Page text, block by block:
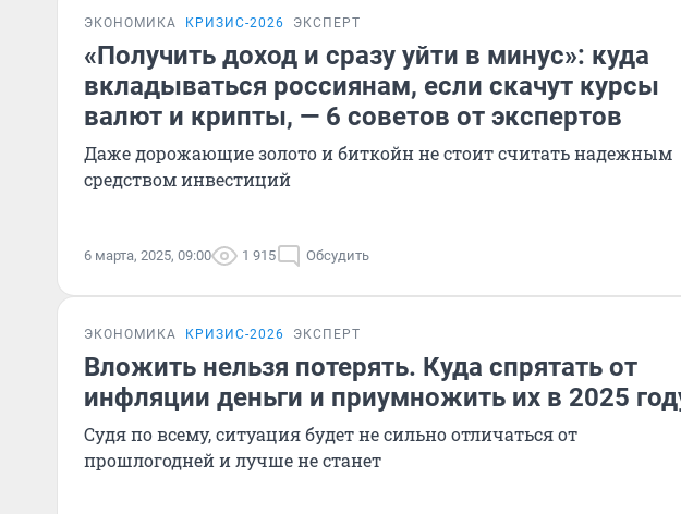
ЭКОНОМИКА КРИЗИС-2026 ЭКСПЕРТ
«Получить доход и сразу уйти в минус»: куда
вкладываться россиянам, если скачут курсы
валют и крипты, — 6 советов от экспертов
Даже дорожающие золото и биткойн не стоит считать надежным
средством инвестиций
6 марта, 2025, 09:00 1 915 Обсудить
ЭКОНОМИКА КРИЗИС-2026 ЭКСПЕРТ
Вложить нельзя потерять. Куда спрятать от
инфляции деньги и приумножить их в 2025
Судя по всему, ситуация будет не сильно отличаться от
прошлогодней и лучше не станет